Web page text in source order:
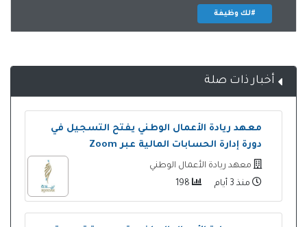
#لك وظيفة
أخبار ذات صلة
معهد ريادة الأعمال الوطني يفتح التسجيل في
دورة إدارة الحسابات المالية عبر Zoom
معهد ريادة الأعمال الوطني
منذ 3 أيام